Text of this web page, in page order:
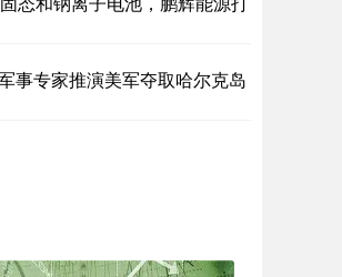
事专家推演美军夺取哈尔克岛